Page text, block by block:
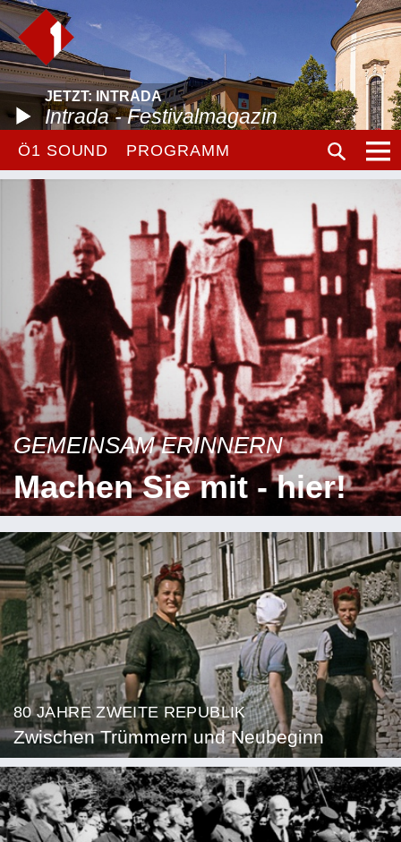
JETZT: INTRADA
Intrada - Festivalmagazin
Ö1 SOUND PROGRAMM
GEMEINSAM ERINNERN
Machen Sie mit - hier!
80 JAHRE ZWEITE REPUBLIK
Zwischen Trümmern und Neubeginn